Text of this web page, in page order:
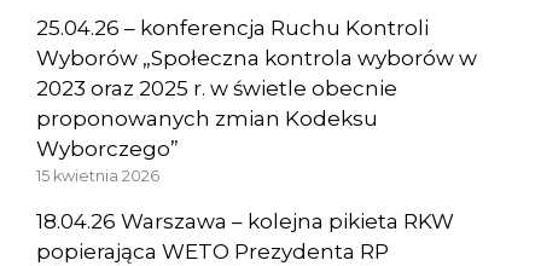
25.04.26 – konferencja Ruchu Kontroli
Wyborów „Społeczna kontrola wyborów w
2023 oraz 2025 r. w świetle obecnie
proponowanych zmian Kodeksu
Wyborczego”
15 kwietnia 2026
18.04.26 Warszawa – kolejna pikieta RKW
popierająca WETO Prezydenta RP